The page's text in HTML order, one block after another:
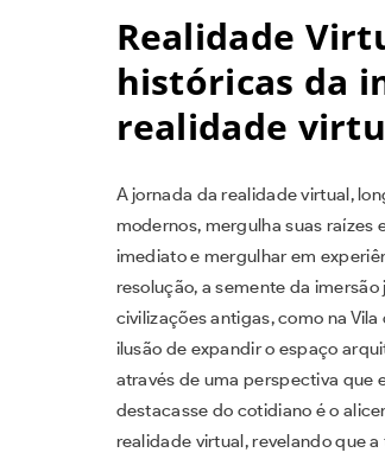
Realidade
históricas da
realidade
A jornada da realidade virtual,
modernos, mergulha suas
imediato e mergulhar em
resolução, a semente da
civilizações antigas, como na
ilusão de expandir o espaço
através de uma perspectiva que
destacasse do cotidiano é o
realidade virtual, revelando que